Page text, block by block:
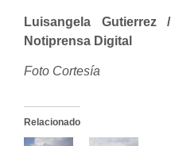
Luisangela Gutierrez /
Notiprensa Digital
Foto Cortesía
Relacionado